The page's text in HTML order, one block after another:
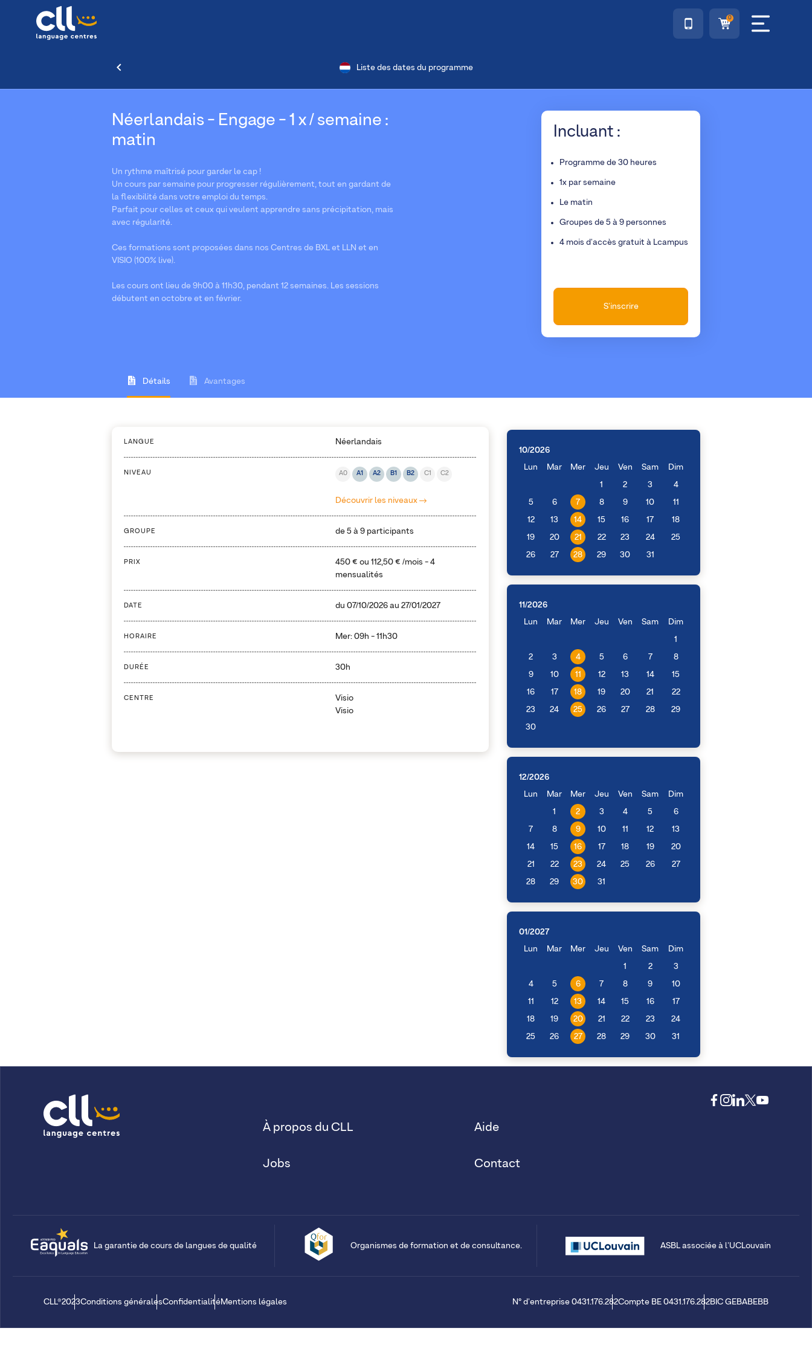
0
Liste des dates du programme
Néerlandais - Engage - 1 x / semaine :
matin
Un rythme maîtrisé pour garder le cap !
Un cours par semaine pour progresser régulièrement, tout en gardant de
la flexibilité dans votre emploi du temps.
Parfait pour celles et ceux qui veulent apprendre sans précipitation, mais
avec régularité.
Ces formations sont proposées dans nos Centres de BXL et LLN et en
VISIO (100% live).
Les cours ont lieu de 9h00 à 11h30, pendant 12 semaines. Les sessions
débutent en octobre et en février.
Incluant :
Programme de 30 heures
1x par semaine
Le matin
Groupes de 5 à 9 personnes
4 mois d'accès gratuit à Lcampus
S'inscrire
Détails Avantages
LANGUE Néerlandais
NIVEAU A0 A1 A2 B1 B2 C1 C2
Découvrir les niveaux
GROUPE de 5 à 9 participants
PRIX 450 € ou112,50 € /mois - 4
mensualités
DATE du07/10/2026 au27/01/2027
10/2026
Lun
Mar Mer Jeu Ven Sam Dim
1 2 3 4
5 6 7 8 9 10 11
12 13 14 15 16 17 18
19 20 21 22 23 24 25
26 27 28 29 30 31
11/2026
Lun
Mar Mer Jeu Ven Sam Dim
1
2 3 4 5 6 7 8
9 10 11 12 13 14 15
16 17 18 19 20 21 22
23 24 25 26 27 28 29
30
12/2026
Lun
Mar Mer Jeu Ven Sam Dim
1 2 3 4 5 6
7 8 9 10 11 12 13
14 15 16 17 18 19 20
21 22 23 24 25 26 27
28 29 30 31
01/2027
Lun
Mar Mer Jeu Ven Sam Dim
1 2 3
4 5 6 7 8 9 10
11 12 13 14 15 16 17
18 19 20 21 22 23 24
25 26 27 28 29 30 31
HORAIRE Mer: 09h - 11h30
DURÉE 30h
CENTRE
Visio
Visio
À propos du CLL
Jobs
Aide
Contact
La garantie de cours de langues de qualité Organismes de formation et de consultance. ASBL associée à l'UCLouvain
CLL®2023Conditions généralesConfidentialitéMentions légales N° d'entreprise 0431.176.282Compte BE 0431.176.282BIC GEBABEBB